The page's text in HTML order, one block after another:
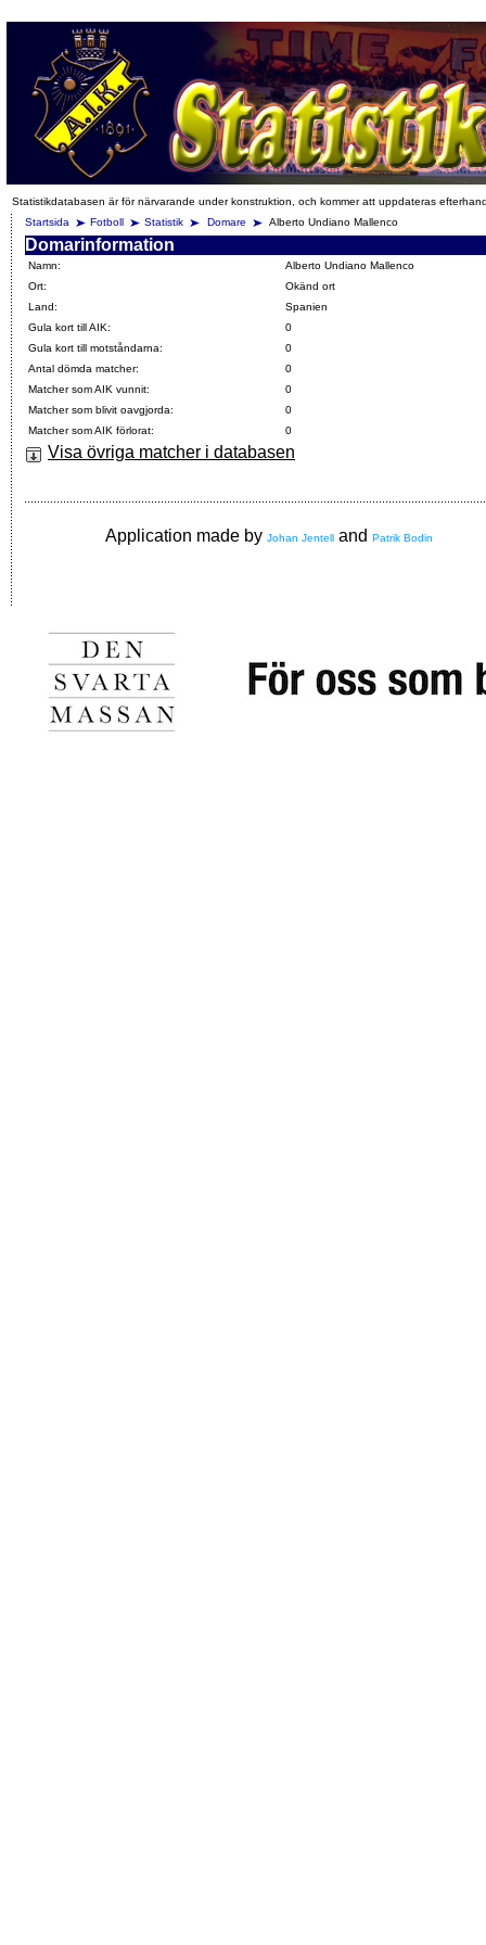
Statistikdatabasen är för närvarande under konstruktion, och kommer att uppdateras
Startsida
Fotboll Statistik Domare Alberto Undiano Mallenco
Domarinformation
Namn:
Alberto Undiano Mallenco
Ort:
Okänd ort
Land:
Spanien
Gula kort till AIK:
0
Gula kort till motståndarna:
0
Antal dömda matcher:
0
Matcher som AIK vunnit:
0
Matcher som blivit oavgjorda:
0
Matcher som AIK förlorat:
0
Visa övriga matcher i databasen
Application made by Johan Jentell and Patrik Bodin